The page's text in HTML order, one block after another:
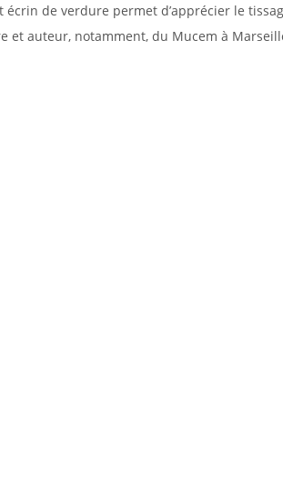
de verdure permet d’apprécier le
et auteur, notamment, du Mucem à